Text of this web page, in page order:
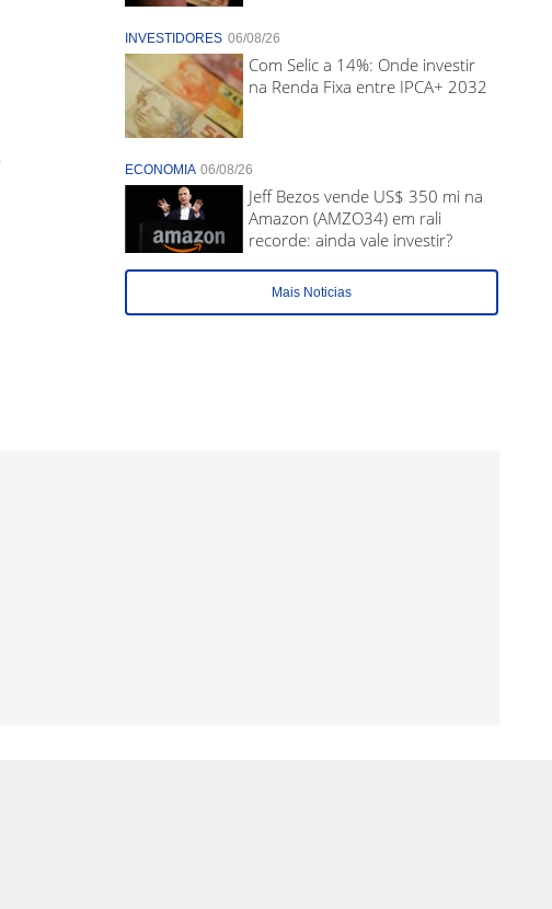
INVESTIDORES 06/08/26
Com Selic a 14%: Onde investir
na Renda Fixa entre IPCA+ 2032
ECONOMIA 06/08/26
Jeff Bezos vende US$ 350 mi na
Amazon (AMZO34) em rali
recorde: ainda vale investir?
Mais Noticias